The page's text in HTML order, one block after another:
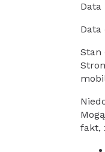
Stan
fakt,